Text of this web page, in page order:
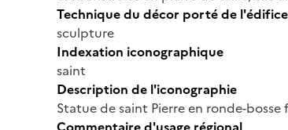
Technique du décor porté de l'édifice
sculpture
Indexation iconographique
saint
Description de l'iconographie
Statue de saint Pierre en ronde-